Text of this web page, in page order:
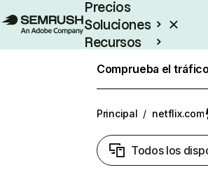
Precios
Soluciones
Recursos
Comprueba el
Principal / netflix.com
Todos los